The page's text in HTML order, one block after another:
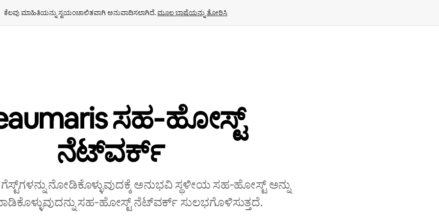
ಕೆಲವು ಮಾಹಿತಿಯನ್ನು ಸ್ವಯಂಚಾಲಿತವಾಗಿ ಅನುವಾದಿಸಲಾಗಿದೆ. ಮೂಲ ಭಾಷೆಯನ್ನು ತೋರಿಸಿ
ಸಹ‑ಹೋಸ್ಟ್
‌ನೆಟ್‌ವರ್ಕ್
ನೋಡಿಕೊಳ್ಳುವುದಕ್ಕೆ ಅನುಭವಿ ಸ್ಥಳೀಯ ಸಹ‑ಹೋಸ್ಟ್ ಅನ್ನು
ಸಹ‑ಹೋಸ್ಟ್‌ ನೆಟ್‌ವರ್ಕ್‌ ಸುಲಭಗೊಳಿಸುತ್ತದೆ.